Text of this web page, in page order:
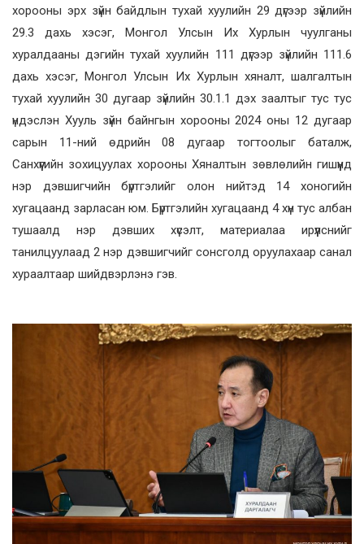
хорооны эрх зүйн байдлын тухай хуулийн 29 дүгээр зүйлийн
29.3 дахь хэсэг, Монгол Улсын Их Хурлын чуулганы
хуралдааны дэгийн тухай хуулийн 111 дүгээр зүйлийн 111.6
дахь хэсэг, Монгол Улсын Их Хурлын хяналт, шалгалтын
тухай хуулийн 30 дугаар зүйлийн 30.1.1 дэх заалтыг тус тус
үндэслэн Хууль зүйн байнгын хорооны 2024 оны 12 дугаар
сарын 11-ний өдрийн 08 дугаар тогтоолыг баталж,
Санхүүгийн зохицуулах хорооны Хяналтын зөвлөлийн гишүүнд
нэр дэвшигчийн бүртгэлийг олон нийтэд 14 хоногийн
хугацаанд зарласан юм. Бүртгэлийн хугацаанд 4 хүн тус албан
тушаалд нэр дэвших хүсэлт, материалаа ирүүлснийг
танилцуулаад 2 нэр дэвшигчийг сонсголд оруулахаар санал
хураалтаар шийдвэрлэнэ гэв.